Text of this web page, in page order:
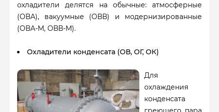
охладители делятся на обычные: атмосферные
(ОВА), вакуумные (ОВВ) и модернизированные
(ОВА-М, ОВВ-М).
Охладители конденсата (ОВ, ОГ, ОК)
Для
охлаждения
конденсата